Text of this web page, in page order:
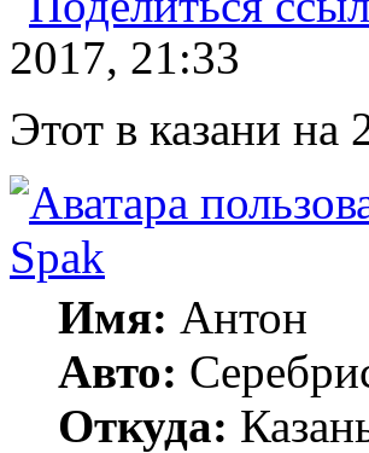
2017, 21:33
Этот в казани
Spak
Имя: Антон
Авто:
Откуда: